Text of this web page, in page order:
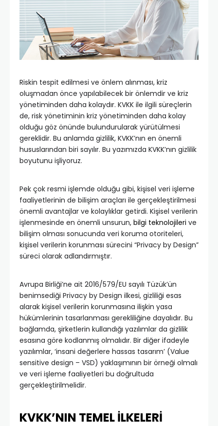
Riskin tespit edilmesi ve önlem alınması, kriz
oluşmadan önce yapılabilecek bir önlemdir ve kriz
yönetiminden daha kolaydır. KVKK ile ilgili süreçlerin
de, risk yönetiminin kriz yönetiminden daha kolay
olduğu göz önünde bulundurularak yürütülmesi
gereklidir. Bu anlamda gizlilik, KVKK’nın en önemli
hususlarından biri sayılır. Bu yazımızda KVKK’nın gizlilik
boyutunu işliyoruz.
Pek çok resmi işlemde olduğu gibi, kişisel veri işleme
faaliyetlerinin de bilişim araçları ile gerçekleştirilmesi
önemli avantajlar ve kolaylıklar getirdi. Kişisel verilerin
işlenmesinde en önemli unsurun, bilgi teknolojileri ve
bilişim olması sonucunda veri koruma otoriteleri,
kişisel verilerin korunması sürecini “Privacy by Design”
süreci olarak adlandırmıştır.
Avrupa Birliği’ne ait 2016/579/EU sayılı Tüzük’ün
benimsediği Privacy by Design ilkesi, gizliliği esas
alarak kişisel verilerin korunmasına ilişkin yasa
hükümlerinin tasarlanması gerekliliğine dayalıdır. Bu
bağlamda, şirketlerin kullandığı yazılımlar da gizlilik
esasına göre kodlanmış olmalıdır. Bir diğer ifadeyle
yazılımlar, ‘insani değerlere hassas tasarım’ (Value
sensitive design – VSD) yaklaşımının bir örneği olmalı
ve veri işleme faaliyetleri bu doğrultuda
gerçekleştirilmelidir.
KVKK’NIN TEMEL İLKELERİ